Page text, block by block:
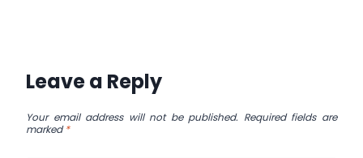
Leave a Reply
Your email address will not be published. Required fields are
marked*